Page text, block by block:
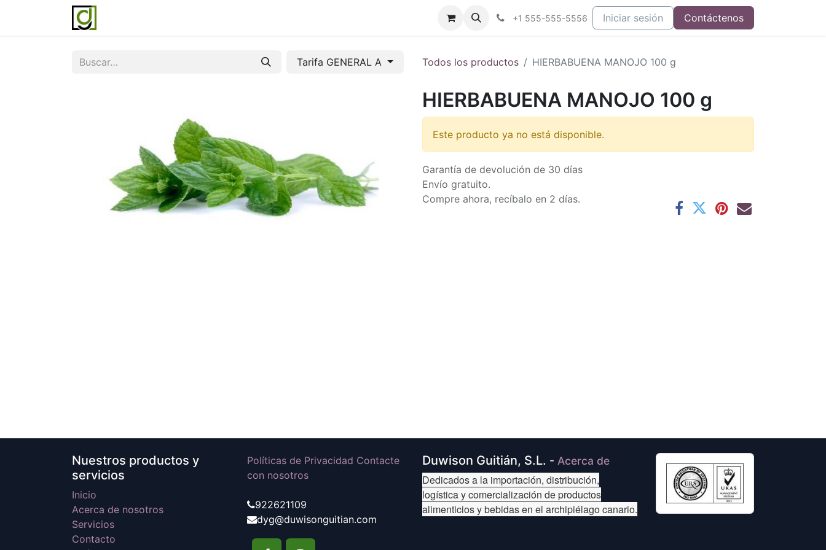
Blog Contáctenos
+1 555-555-5556 Iniciar sesión Contáctenos
Tarifa GENERAL A Todos los productos HIERBABUENA MANOJO 100 g
HIERBABUENA MANOJO 100 g
Este producto ya no está disponible.
Garantía de devolución de 30 días
Envío gratuito.
Compre ahora, recíbalo en 2 días.
Nuestros productos y
servicios
Inicio
Acerca de nosotros
Servicios
Contacto
Políticas de Privacidad Contacte
con nosotros
922621109
dyg@duwisonguitian.com
Duwison Guitián, S.L. - Acerca de
Dedicados a la importación, distribución,
logística y comercialización de productos
alimenticios y bebidas en el archipiélago canario.